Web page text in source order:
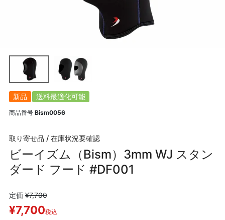
新品 送料最適化可能
商品番号 Bism0056
取り寄せ品 / 在庫状況要確認
ビーイズム（Bism）3mm WJ スタン
ダード フード #DF001
定価 ¥7,700
¥7,700税込